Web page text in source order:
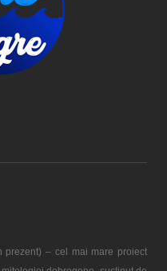
prezent) – cel mai mare proiect